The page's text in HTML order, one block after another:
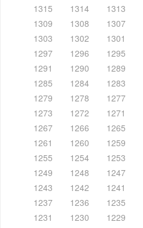
1315
1314 1313
1309
1308 1307
1303
1302 1301
1297
1296 1295
1291
1290 1289
1285
1284 1283
1279
1278 1277
1273
1272 1271
1267
1266 1265
1261
1260 1259
1255
1254 1253
1249
1248 1247
1243
1242 1241
1237
1236 1235
1231
1230 1229